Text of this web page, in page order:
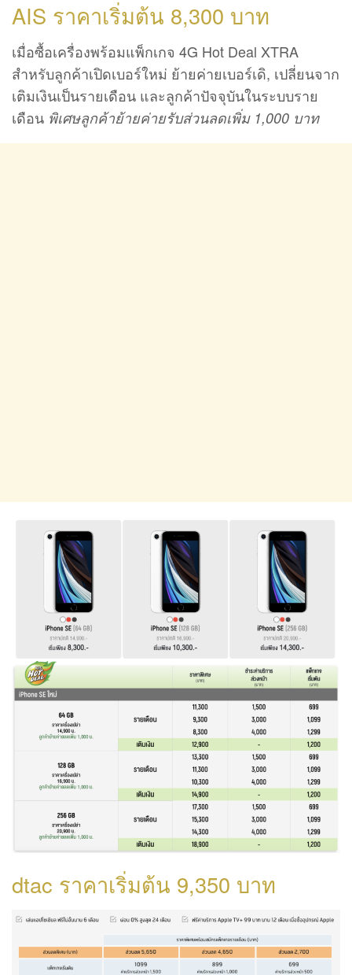
AIS ราคาเริ่มต้น 8,300 บาท
เมื่อซื้อเครื่องพร้อมแพ็กเกจ 4G Hot Deal XTRA
สำหรับลูกค้าเปิดเบอร์ใหม่ ย้ายค่ายเบอร์เดิ, เปลี่ยนจาก
เติมเงินเป็นรายเดือน และลูกค้าปัจจุบันในระบบราย
เดือน พิเศษลูกค้าย้ายค่ายรับส่วนลดเพิ่ม 1,000 บาท
dtac ราคาเริ่มต้น 9,350 บาท